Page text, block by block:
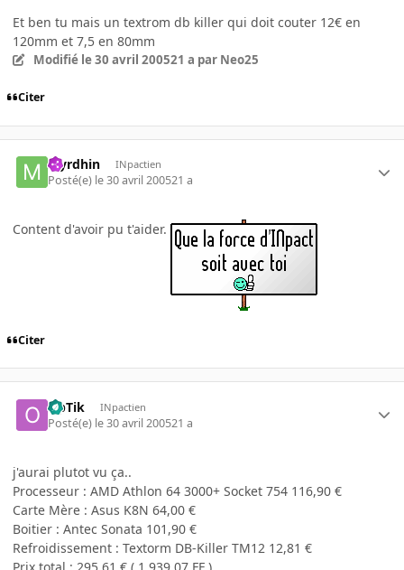
Et ben tu mais un textrom db killer qui doit couter 12€ en
120mm et 7,5 en 80mm
Modifié le 30 avril 200521 a par Neo25
Citer
Myrdhin INpactien
Posté(e) le 30 avril 200521 a
Content d'avoir pu t'aider.
Citer
OpTik INpactien
Posté(e) le 30 avril 200521 a
j'aurai plutot vu ça..
Processeur : AMD Athlon 64 3000+ Socket 754 116,90 €
Carte Mère : Asus K8N 64,00 €
Boitier : Antec Sonata 101,90 €
Refroidissement : Textorm DB-Killer TM12 12,81 €